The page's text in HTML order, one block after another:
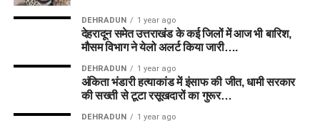
DEHRADUN 1 year ago
देहरादून समेत उत्तराखंड के कई जिलों में आज भी बारिश,
मौसम विभाग ने येलो अलर्ट किया जारी….
DEHRADUN 1 year ago
अंकिता भंडारी हत्याकांड में इंसाफ की जीत, धामी सरकार
की सख्ती से टूटा रसूखदारों का गुरूर…
DEHRADUN 1 year ago